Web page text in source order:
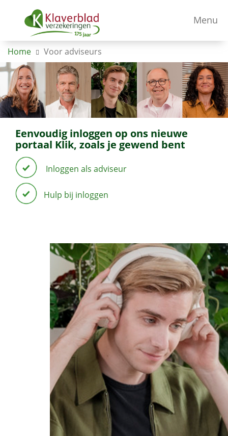
Menu
Home Voor adviseurs
Eenvoudig inloggen op ons nieuwe
portaal Klik, zoals je gewend bent
Inloggen als adviseur
Hulp bij inloggen